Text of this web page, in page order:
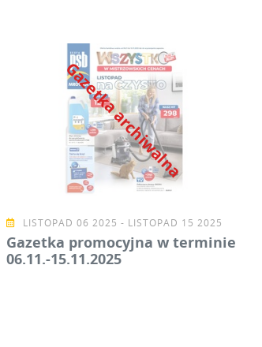
Gazetka archiwalna
LISTOPAD 06 2025 - LISTOPAD 15 2025
Gazetka promocyjna w terminie
06.11.-15.11.2025